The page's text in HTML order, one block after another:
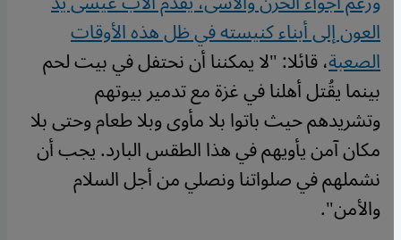
العون إلى أبناء كنيسته في ظل هذه الأوقات
الصعبة، قائلا: "لا يمكننا أن نحتفل في بيت لحم
بينما يقُتل أهلنا في غزة مع تدمير بيوتهم
وتشريدهم حيث باتوا بلا مأوى وبلا طعام وحتى بلا
مكان آمن يأويهم في هذا الطقس البارد. يجب أن
نشملهم في صلواتنا ونصلي من أجل السلام
والأمن".